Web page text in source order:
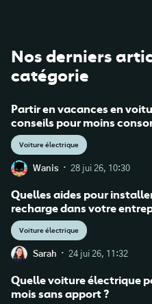
https://www.service-
https://www.service-
public.fr/particuliers/
Nos derniers
catégorie
Partir en vacances en
conseils pour moins
Voiture électrique
Wanis · 28 jui 26, 10:30
Quelles aides pour
recharge dans votre
Voiture électrique
Sarah · 24 jui 26, 11:32
Quelle voiture électrique
mois sans apport ?